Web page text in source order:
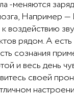
-меняются
Например
рядом. А
сознания
и весь день
своей